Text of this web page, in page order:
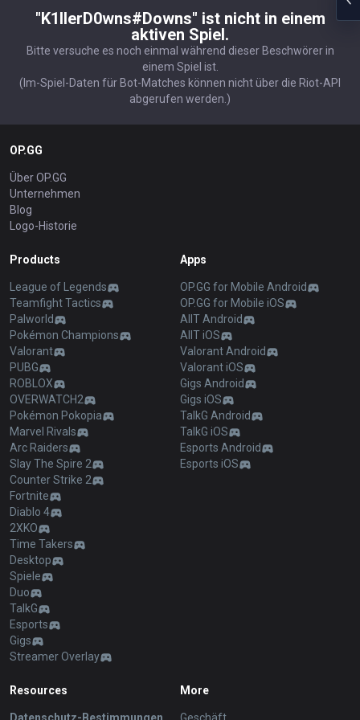
"K1llerD0wns#Downs" ist nicht in einem
aktiven Spiel.
Bitte versuche es noch einmal während dieser Beschwörer in
einem Spiel ist.
(Im-Spiel-Daten für Bot-Matches können nicht über die Riot-API
abgerufen werden.)
OP.GG
Über OP.GG
Unternehmen
Blog
Logo-Historie
Products
League of Legends
Teamfight Tactics
Palworld
Pokémon Champions
Valorant
PUBG
ROBLOX
OVERWATCH2
Pokémon Pokopia
Marvel Rivals
Arc Raiders
Slay The Spire 2
Counter Strike 2
Fortnite
Diablo 4
2XKO
Time Takers
Desktop
Spiele
Duo
TalkG
Esports
Gigs
Streamer Overlay
Apps
OP.GG for Mobile Android
OP.GG for Mobile iOS
AllT Android
AllT iOS
Valorant Android
Valorant iOS
Gigs Android
Gigs iOS
TalkG Android
TalkG iOS
Esports Android
Esports iOS
Resources More